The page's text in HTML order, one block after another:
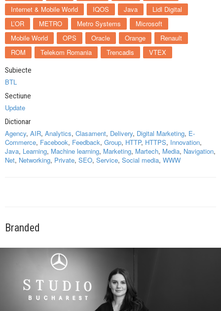
Internet & Mobile World
IQOS Java
Lidl Digital
L’OR
METRO Metro Systems
Microsoft
Mobile World
OPS Oracle Orange
Renault
ROM
Telekom Romania Trencadis VTEX
Subiecte
BTL
Sectiune
Update
Dictionar
Agency, AIR, Analytics, Clasament, Delivery, Digital Marketing, E-
Commerce, Facebook, Feedback, Group, HTTP, HTTPS, Innovation,
Java, Learning, Machine learning, Marketing, Martech, Media, Navigation,
Net, Networking, Private, SEO, Service, Social media, WWW
Branded